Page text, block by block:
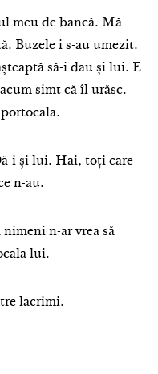
meu de bancă. Mă
Buzele i s-au umezit.
să-i dau și lui. E
simt că îl urăsc.
i și lui. Hai, toți care
n-au.
n-ar vrea să
lui.
lacrimi.